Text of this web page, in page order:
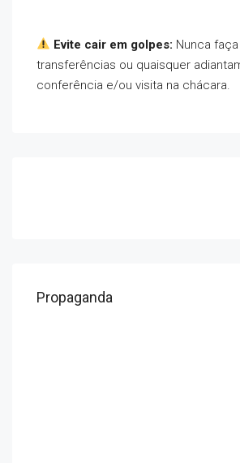
Evite cair em golpes: Nunca
transferências ou quaisquer
conferência e/ou visita na chácara.
Propaganda